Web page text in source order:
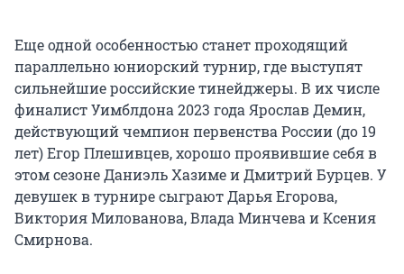
Еще одной особенностью станет проходящий
параллельно юниорский турнир, где выступят
сильнейшие российские тинейджеры. В их числе
финалист Уимблдона 2023 года Ярослав Демин,
действующий чемпион первенства России (до 19
лет) Егор Плешивцев, хорошо проявившие себя в
этом сезоне Даниэль Хазиме и Дмитрий Бурцев. У
девушек в турнире сыграют Дарья Егорова,
Виктория Милованова, Влада Минчева и Ксения
Смирнова.